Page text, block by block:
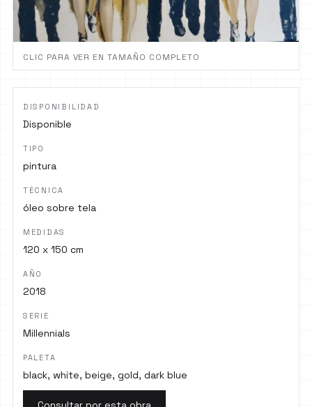
CLIC PARA VER EN TAMAÑO COMPLETO
DISPONIBILIDAD
Disponible
TIPO
pintura
TÉCNICA
óleo sobre tela
MEDIDAS
120 x 150 cm
AÑO
2018
SERIE
Millennials
PALETA
black, white, beige, gold, dark blue